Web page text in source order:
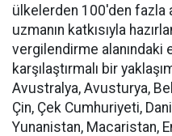
ülkelerden 100'den fazla
uzmanın katkısıyla
vergilendirme
karşılaştırmalı bir
Avustralya, Avusturya,
Çin, Çek Cumhuriyeti,
Yunanistan, Macaristan,